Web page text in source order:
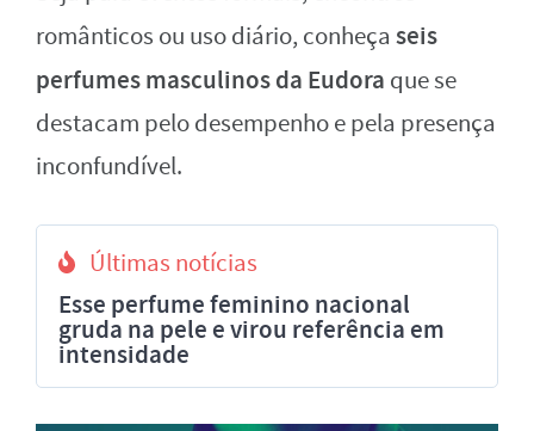
românticos ou uso diário, conheça seis
perfumes masculinos da Eudora que se
destacam pelo desempenho e pela presença
inconfundível.
Últimas notícias
Esse perfume feminino nacional
gruda na pele e virou referência em
intensidade